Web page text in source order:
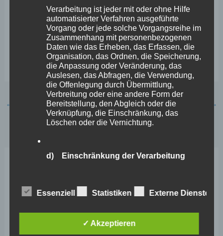
auch eine Willkommenskultur für die Arbeitnehmer.
Es gilt das gesprochene Wort.
Related Images:
← Vorheriger Beitrag Nächster Beitrag →
Sanierung des Sportplatzes
Verarbeitung ist jeder mit oder ohne Hilfe
automatisierter Verfahren ausgeführte
Vorgang oder jede solche Vorgangsreihe im
Zusammenhang mit personenbezogenen
Daten wie das Erheben, das Erfassen, die
Organisation, das Ordnen, die Speicherung,
die Anpassung oder Veränderung, das
Auslesen, das Abfragen, die Verwendung,
die Offenlegung durch Übermittlung,
Verbreitung oder eine andere Form der
Bereitstellung, den Abgleich oder die
Verknüpfung, die Einschränkung, das
Löschen oder die Vernichtung.
d) Einschränkung der Verarbeitung
Markierung gespeicherter
personenbezogener Daten mit dem Ziel,
Essenziell Statistiken Externe Dienste
✓ Akzeptieren